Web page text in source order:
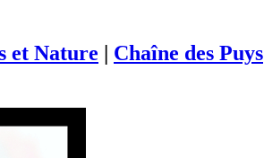
et Nature | Chaîne des Puys